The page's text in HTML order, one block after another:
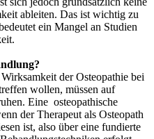
ableiten. Das ist wichtig zu
ein Mangel an Studien
der Osteopathie bei
wollen, müssen auf
Eine osteopathische
der Therapeut als Osteopath
ist, also über eine fundierte